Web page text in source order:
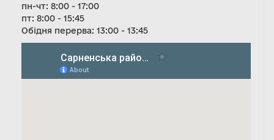
пн-чт: 8:00 - 17:00
пт: 8:00 - 15:45
Обідня перерва: 13:00 - 13:45